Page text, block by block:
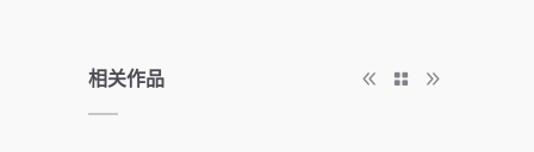
相关作品